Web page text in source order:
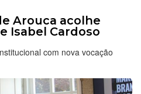
Arouca acolhe
Isabel Cardoso
com nova vocação